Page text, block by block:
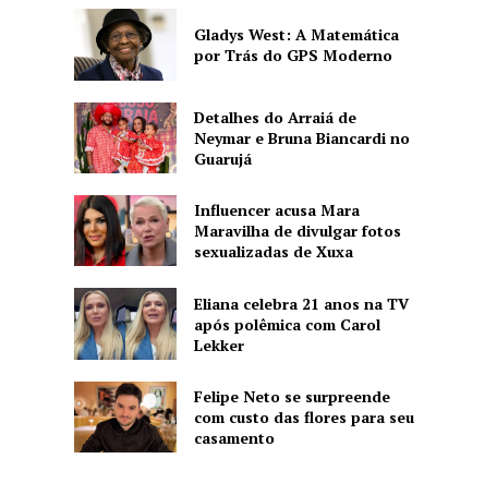
Gladys West: A Matemática
por Trás do GPS Moderno
Detalhes do Arraiá de
Neymar e Bruna Biancardi no
Guarujá
Influencer acusa Mara
Maravilha de divulgar fotos
sexualizadas de Xuxa
Eliana celebra 21 anos na TV
após polêmica com Carol
Lekker
Felipe Neto se surpreende
com custo das flores para seu
casamento